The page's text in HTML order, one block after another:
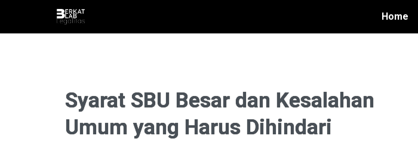
Home
Syarat SBU Besar dan Kesalahan
Umum yang Harus Dihindari